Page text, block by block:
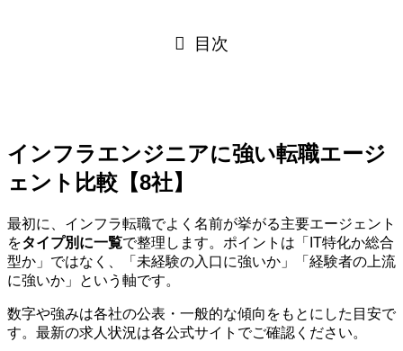
目次
インフラエンジニアに強い転職エージ
ェント比較【8社】
最初に、インフラ転職でよく名前が挙がる主要エージェント
をタイプ別に一覧で整理します。ポイントは「IT特化か総合
型か」ではなく、「未経験の入口に強いか」「経験者の上流
に強いか」という軸です。
数字や強みは各社の公表・一般的な傾向をもとにした目安で
す。最新の求人状況は各公式サイトでご確認ください。